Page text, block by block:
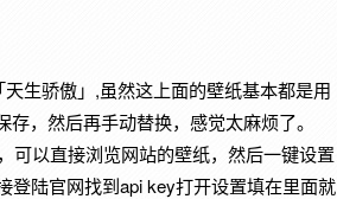
生骄傲」,虽然这上面的壁纸基本都是用
，然后再手动替换，感觉太麻烦了。
可以直接浏览网站的壁纸，然后一键设置
登陆官网找到api key打开设置填在里面就